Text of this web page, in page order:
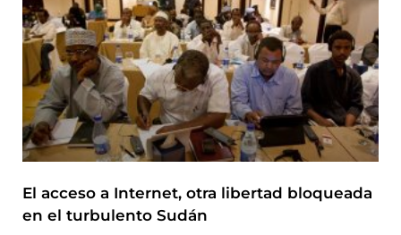
El acceso a Internet, otra libertad bloqueada
en el turbulento Sudán